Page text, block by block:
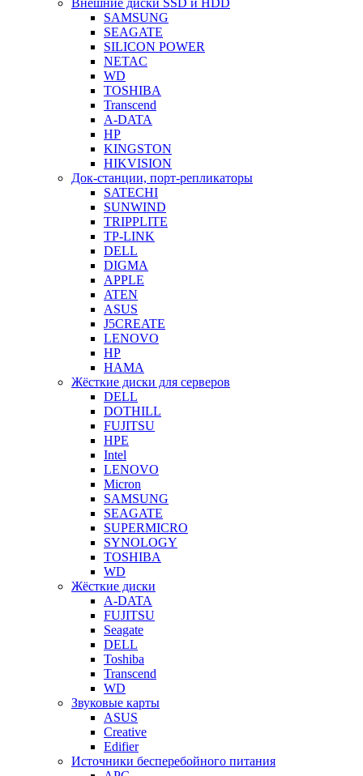
Внешние диски SSD и HDD
SAMSUNG
SEAGATE
SILICON POWER
NETAC
WD
TOSHIBA
Transcend
A-DATA
HP
KINGSTON
HIKVISION
Док-станции, порт-репликаторы
SATECHI
SUNWIND
TRIPPLITE
TP-LINK
DELL
DIGMA
APPLE
ATEN
ASUS
J5CREATE
LENOVO
HP
HAMA
Жёсткие диски для серверов
DELL
DOTHILL
FUJITSU
HPE
Intel
LENOVO
Micron
SAMSUNG
SEAGATE
SUPERMICRO
SYNOLOGY
TOSHIBA
WD
Жёсткие диски
A-DATA
FUJITSU
Seagate
DELL
Toshiba
Transcend
WD
Звуковые карты
ASUS
Creative
Edifier
Источники бесперебойного питания